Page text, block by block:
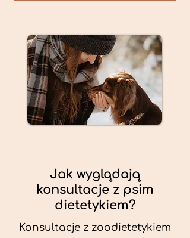
Jak wyglądają
konsultacje z psim
dietetykiem?
Konsultacje z zoodietetykiem